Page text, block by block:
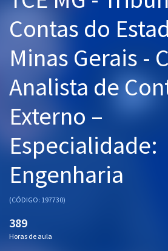
Graduação
OAB
Mentorias
Questões grátis
Conteúdo gratuito
Blog
Aprovados
Contas do
Minas Gerais -
Analista de
Externo –
Especialidade:
Engenharia
(CÓDIGO: 197730)
389
Horas de aula